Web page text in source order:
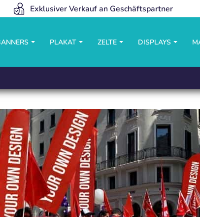
Exklusiver Verkauf an Geschäftspartner
PLAKAT ZELTE DISPLAYS